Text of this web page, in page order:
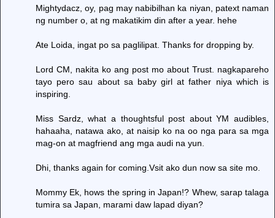
Mightydacz, oy, pag may nabibilhan ka niyan, patext naman
ng number o, at ng makatikim din after a year. hehe
Ate Loida, ingat po sa paglilipat. Thanks for dropping by.
Lord CM, nakita ko ang post mo about Trust. nagkapareho
tayo pero sau about sa baby girl at father niya which is
inspiring.
Miss Sardz, what a thoughtsful post about YM audibles,
hahaaha, natawa ako, at naisip ko na oo nga para sa mga
mag-on at magfriend ang mga audi na yun.
Dhi, thanks again for coming.Vsit ako dun now sa site mo.
Mommy Ek, hows the spring in Japan!? Whew, sarap talaga
tumira sa Japan, marami daw lapad diyan?